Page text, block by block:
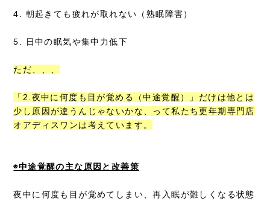
4. 朝起きても疲れが取れない（熟眠障害）
5. 日中の眠気や集中力低下
ただ、、、
「2.夜中に何度も目が覚める（中途覚醒）」だけは他とは
少し原因が違うんじゃないかな、って私たち更年期専門店
オアディスワンは考えています。
◉中途覚醒の主な原因と改善策
夜中に何度も目が覚めてしまい、再入眠が難しくなる状態